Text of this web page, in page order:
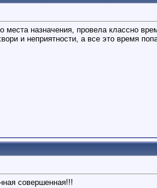
назначения, провела классно
и неприятности, а все это время
совершенная!!!